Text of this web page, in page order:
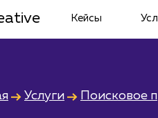
Кейсы
Услуги Поисковое